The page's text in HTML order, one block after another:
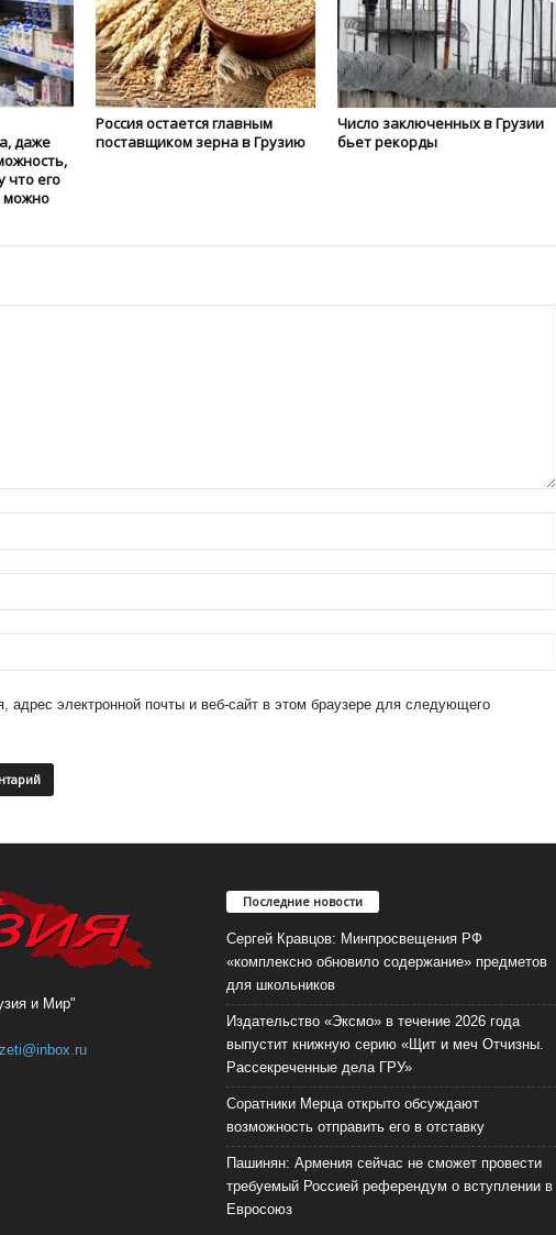
даже
что его
можно
Россия остается главным
поставщиком зерна в Грузию
Число заключенных в Грузии
бьет рекорды
адрес электронной почты и веб-сайт в этом браузере для следующего
и Мир"
Последние новости
Сергей Кравцов: Минпросвещения РФ
«комплексно обновило содержание» предметов
для школьников
Издательство «Эксмо» в течение 2026 года
выпустит книжную серию «Щит и меч Отчизны.
Рассекреченные дела ГРУ»
Соратники Мерца открыто обсуждают
возможность отправить его в отставку
Пашинян: Армения сейчас не сможет провести
требуемый Россией референдум о вступлении в
Евросоюз